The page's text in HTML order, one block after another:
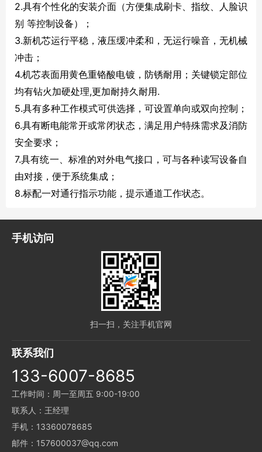
2.具有个性化的安装介面（方便集成刷卡、指纹、人脸识
别 等控制设备）；
3.新机芯运行平稳，液压缓冲柔和，无运行噪音，无机械
冲击；
4.机芯表面用黄色重铬酸电镀，防锈耐用；关键锁定部位
均有钻火加硬处理,更加耐持久耐用.
5.具有多种工作模式可供选择，可设置单向或双向控制；
6.具有断电能常开或常闭状态，满足用户特殊需求及消防
安全要求；
7.具有统一、标准的对外电气接口，可与各种读写设备自
由对接，便于系统集成；
8.标配一对通行指示功能，提示通道工作状态。
手机访问
扫一扫，关注手机官网
联系我们
133-6007-8685
工作时间：周一至周五 9:00-19:00
联系人：王经理
手机：13360078685
邮件：157600037@qq.com